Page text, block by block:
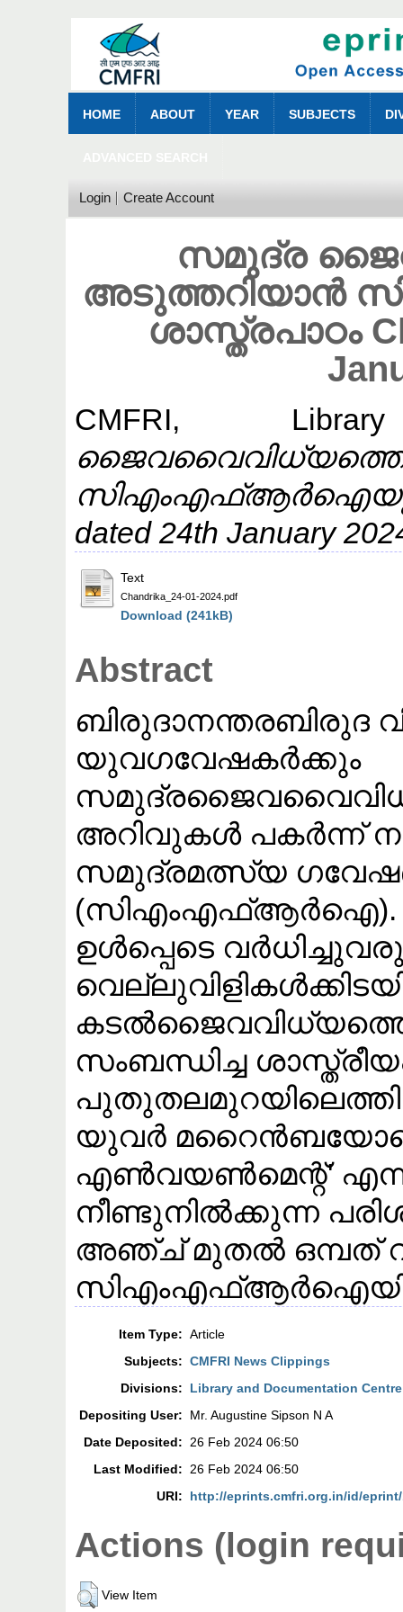
HOME ABOUT YEAR SUBJECTS
Login Create Account
സമുദ്ര
അടുത്തറിയാൻ
ശാസ്ത്രപാഠം
CMFRI, Library
സിഎംഎഫ്ആർഐയുടെ
dated 24th January
Text
Chandrika_24-01-2024.pdf
Download (241kB)
Abstract
ബിരുദാനന്തരബിരുദ
യുവഗവേഷകർക്കും
അറിവുകൾ പകർന്ന്
സമുദ്രമത്സ്യ
(സിഎംഎഫ്ആർഐ).
ഉൾപ്പെടെ
സംബന്ധിച്ച
യുവർ
എൺവയൺമെന്റ്'
നീണ്ടുനിൽക്കുന്ന
അഞ്ച് മുതൽ ഒമ്പത്
Item Type: Article
Subjects: CMFRI News Clippings
Divisions:
Library and Documentation Centre
Depositing User:
Mr. Augustine Sipson N A
Date Deposited: 26 Feb 2024 06:50
Last Modified: 26 Feb 2024 06:50
URI:
http://eprints.cmfri.org.in/id/eprint/
Actions (login
View Item